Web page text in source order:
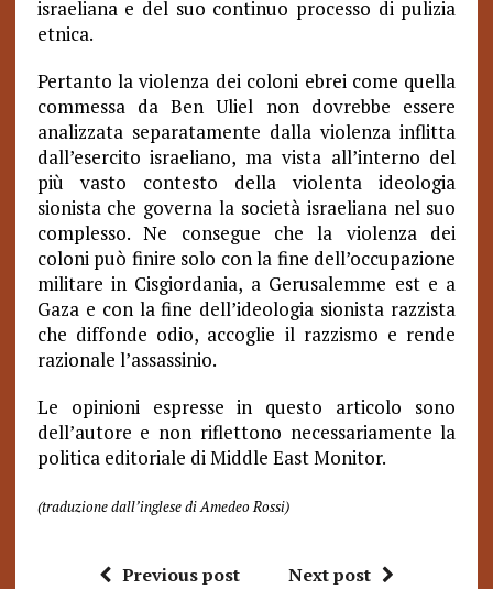
israeliana e del suo continuo processo di pulizia
etnica.
Pertanto la violenza dei coloni ebrei come quella
commessa da Ben Uliel non dovrebbe essere
analizzata separatamente dalla violenza inflitta
dall’esercito israeliano, ma vista all’interno del
più vasto contesto della violenta ideologia
sionista che governa la società israeliana nel suo
complesso. Ne consegue che la violenza dei
coloni può finire solo con la fine dell’occupazione
militare in Cisgiordania, a Gerusalemme est e a
Gaza e con la fine dell’ideologia sionista razzista
che diffonde odio, accoglie il razzismo e rende
razionale l’assassinio.
Le opinioni espresse in questo articolo sono
dell’autore e non riflettono necessariamente la
politica editoriale di Middle East Monitor.
(traduzione dall’inglese di Amedeo Rossi)
Previous post Next post